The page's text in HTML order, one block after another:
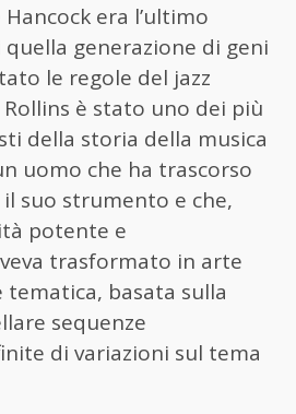
era l’ultimo
generazione di geni
le regole del jazz
è stato uno dei più
della storia della musica
uomo che ha trascorso
suo strumento e che,
potente e
trasformato in arte
tematica, basata sulla
sequenze
di variazioni sul tema